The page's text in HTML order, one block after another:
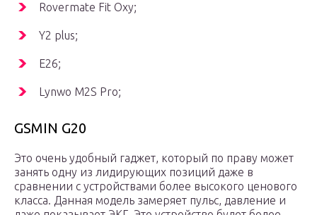
Rovermate Fit Oxy;
Y2 plus;
E26;
Lynwo M2S Pro;
GSMIN G20
Это очень удобный гаджет, который по праву может
занять одну из лидирующих позиций даже в
сравнении с устройствами более высокого ценового
класса. Данная модель замеряет пульс, давление и